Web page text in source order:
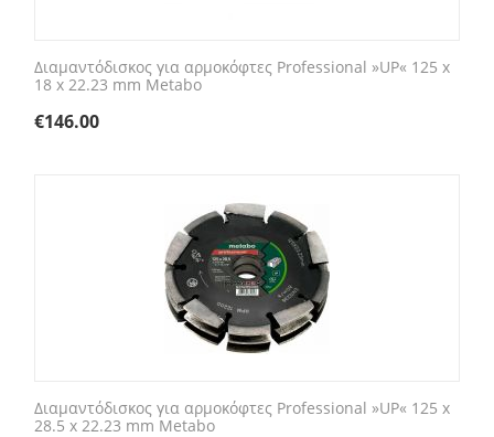
Διαμαντόδισκος για αρμοκόφτες Professional »UP« 125 x
18 x 22.23 mm Metabo
€146.00
Διαμαντόδισκος για αρμοκόφτες Professional »UP« 125 x
28.5 x 22.23 mm Metabo